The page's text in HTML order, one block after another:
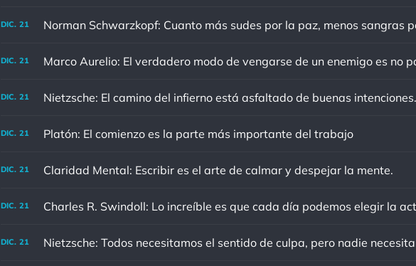
DIC. 21
DIC. 21
DIC. 21 Nietzsche: El camino del infierno está asfaltado de buenas intenciones.
DIC. 21 Platón: El comienzo es la parte más importante del trabajo
DIC. 21 Claridad Mental: Escribir es el arte de calmar y despejar la mente.
DIC. 21
DIC. 21